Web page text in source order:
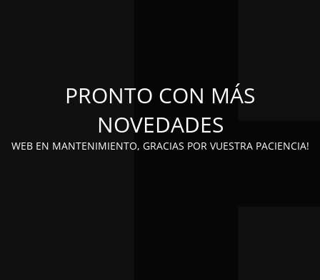
PRONTO CON MÁS
NOVEDADES
WEB EN MANTENIMIENTO, GRACIAS POR VUESTRA PACIENCIA!